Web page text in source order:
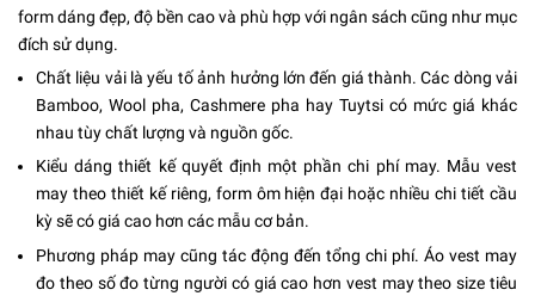
form dáng đẹp, độ bền cao và phù hợp với ngân sách cũng như mục
đích sử dụng.
Chất liệu vải là yếu tố ảnh hưởng lớn đến giá thành. Các dòng vải
Bamboo, Wool pha, Cashmere pha hay Tuytsi có mức giá khác
nhau tùy chất lượng và nguồn gốc.
Kiểu dáng thiết kế quyết định một phần chi phí may. Mẫu vest
may theo thiết kế riêng, form ôm hiện đại hoặc nhiều chi tiết cầu
kỳ sẽ có giá cao hơn các mẫu cơ bản.
Phương pháp may cũng tác động đến tổng chi phí. Áo vest may
đo theo số đo từng người có giá cao hơn vest may theo size tiêu